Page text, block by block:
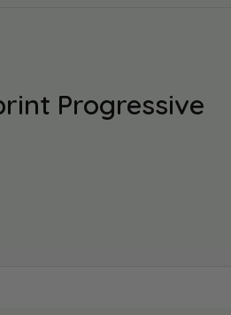
Progressive